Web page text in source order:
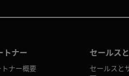
トナー
トナー概要
セールス
セールスと